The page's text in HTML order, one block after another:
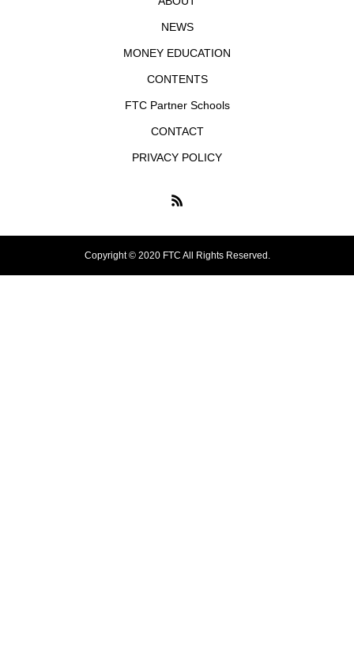
NEWS
MONEY EDUCATION
CONTENTS
FTC Partner Schools
CONTACT
PRIVACY POLICY
Copyright © 2020 FTC All Rights Reserved.